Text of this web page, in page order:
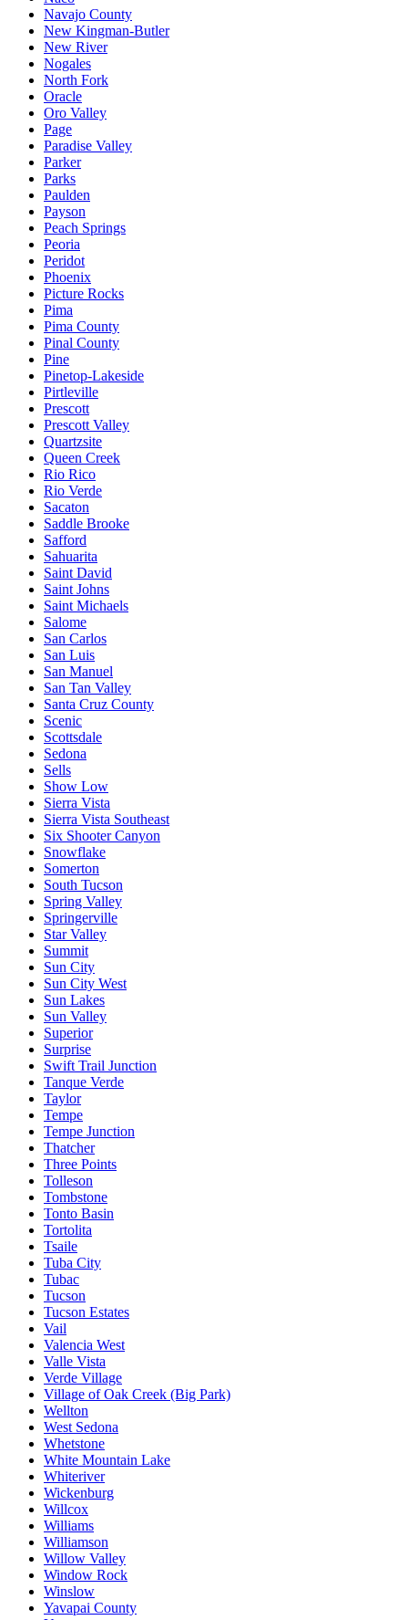
Navajo County
New Kingman-Butler
New River
Nogales
North Fork
Oracle
Oro Valley
Page
Paradise Valley
Parker
Parks
Paulden
Payson
Peach Springs
Peoria
Peridot
Phoenix
Picture Rocks
Pima
Pima County
Pinal County
Pine
Pinetop-Lakeside
Pirtleville
Prescott
Prescott Valley
Quartzsite
Queen Creek
Rio Rico
Rio Verde
Sacaton
Saddle Brooke
Safford
Sahuarita
Saint David
Saint Johns
Saint Michaels
Salome
San Carlos
San Luis
San Manuel
San Tan Valley
Santa Cruz County
Scenic
Scottsdale
Sedona
Sells
Show Low
Sierra Vista
Sierra Vista Southeast
Six Shooter Canyon
Snowflake
Somerton
South Tucson
Spring Valley
Springerville
Star Valley
Summit
Sun City
Sun City West
Sun Lakes
Sun Valley
Superior
Surprise
Swift Trail Junction
Tanque Verde
Taylor
Tempe
Tempe Junction
Thatcher
Three Points
Tolleson
Tombstone
Tonto Basin
Tortolita
Tsaile
Tuba City
Tubac
Tucson
Tucson Estates
Vail
Valencia West
Valle Vista
Verde Village
Village of Oak Creek (Big Park)
Wellton
West Sedona
Whetstone
White Mountain Lake
Whiteriver
Wickenburg
Willcox
Williams
Williamson
Willow Valley
Window Rock
Winslow
Yavapai County